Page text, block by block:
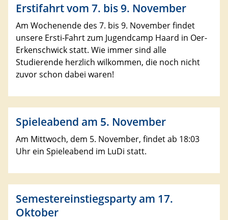
Erstifahrt vom 7. bis 9. November
Am Wochenende des 7. bis 9. November findet
unsere Ersti-Fahrt zum Jugendcamp Haard in Oer-
Erkenschwick statt. Wie immer sind alle
Studierende herzlich wilkommen, die noch nicht
zuvor schon dabei waren!
Spieleabend am 5. November
Am Mittwoch, dem 5. November, findet ab 18:03
Uhr ein Spieleabend im LuDi statt.
Semestereinstiegsparty am 17.
Oktober